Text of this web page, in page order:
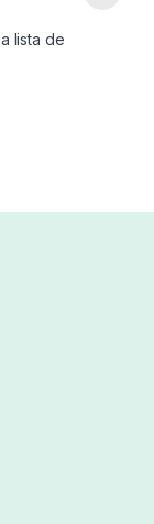
lista de